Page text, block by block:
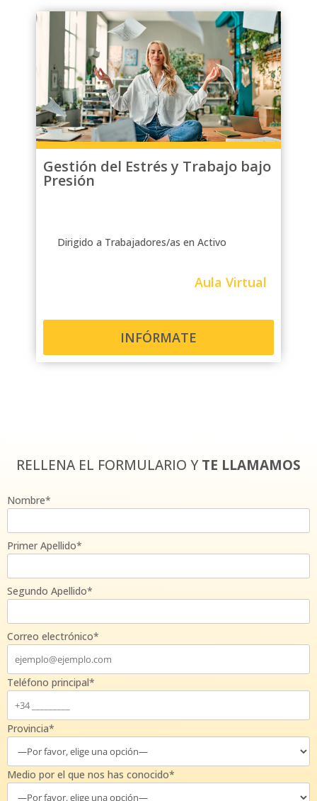
Gestión del Estrés y Trabajo bajo
Presión
Dirigido a Trabajadores/as en Activo
Aula Virtual
INFÓRMATE
RELLENA EL FORMULARIO YTE LLAMAMOS
Nombre*
Primer Apellido*
Segundo Apellido*
Correo electrónico*
Teléfono principal*
Provincia*
Medio por el que nos has conocido*